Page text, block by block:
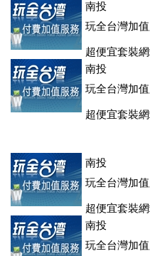
登、訂房系統、客房委託旅
南投
玩全台灣加
超便宜套裝
登、訂房系統、客房委託旅
南投
玩全台灣加
超便宜套裝
登、訂房系統、客房委託旅
南投
玩全台灣加
超便宜套裝
登、訂房系統、客房委託旅
南投
玩全台灣加